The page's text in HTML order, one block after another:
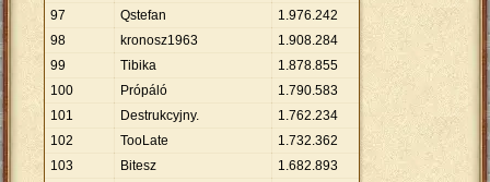
97
Qstefan 1.976.242
98
kronosz1963 1.908.284
99
Tibika 1.878.855
100
Própáló 1.790.583
101
Destrukcyjny. 1.762.234
102
TooLate 1.732.362
103
Bitesz 1.682.893